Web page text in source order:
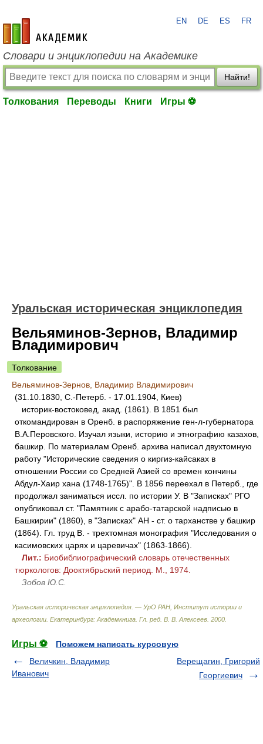
academic.ru
EN DE ES FR
Словари и энциклопедии на Академике
Найти!
Толкования Переводы Книги Игры ⚽
Уральская историческая энциклопедия
Вельяминов-Зернов, Владимир
Владимирович
Толкование
Вельяминов-Зернов, Владимир Владимирович
(31.10.1830, С.-Петерб. - 17.01.1904, Киев)
историк-востоковед, акад. (1861). В 1851 был
откомандирован в Оренб. в распоряжение ген-л-губернатора
В.А.Перовского. Изучал языки, историю и этнографию казахов,
башкир. По материалам Оренб. архива написал двухтомную
работу "Исторические сведения о киргиз-кайсаках в
отношении России со Средней Азией со времен кончины
Абдул-Хаир хана (1748-1765)". В 1856 переехал в Петерб., где
продолжал заниматься иссл. по истории У. В "Записках" РГО
опубликовал ст. "Памятник с арабо-татарской надписью в
Башкирии" (1860), в "Записках" АН - ст. о тарханстве у башкир
(1864). Гл. труд В. - трехтомная монография "Исследования о
касимовских царях и царевичах" (1863-1866).
Лит.: Биобиблиографический словарь отечественных
тюркологов: Дооктябрьский период. М., 1974.
Зобов Ю.С.
Уральская историческая энциклопедия. — УрО РАН, Институт истории и
археологии. Екатеринбург: Академкнига Гл. ред. В. В. Алексеев 2000
Игры ⚽
Поможем написать курсовую
Величкин, Владимир
Иванович
Верещагин, Григорий
Георгиевич